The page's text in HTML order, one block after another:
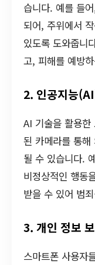
습니다. 예를 들
되어, 주위에서
있도록 도와줍니
고, 피해를 예방
2. 인공지능
AI 기술을 활용한
된 카메라를 통해
될 수 있습니다.
비정상적인 행동
받을 수 있어 범
3. 개인 정보
스마트폰 사용자